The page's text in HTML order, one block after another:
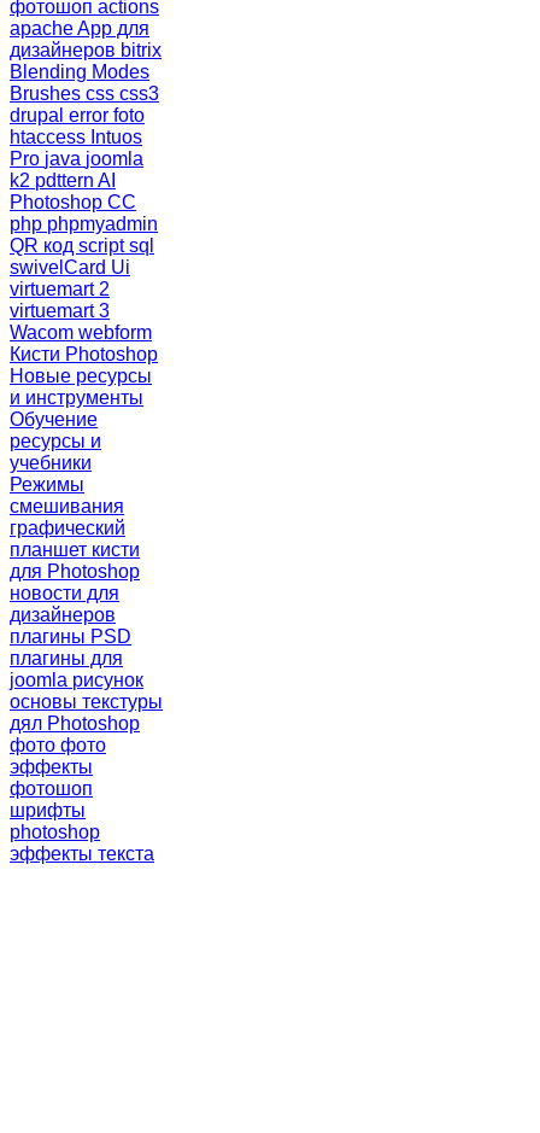
фотошоп actions
apacheApp для
дизайнеров bitrix
Blending Modes
Brushes css css3
drupal error foto
htaccess Intuos
Pro java joomla
k2 pdttern AI
Photoshop CC
php phpmyadmin
QR код scriptsql
swivelCard Ui
virtuemart 2
virtuemart 3
Wacom webform
Кисти Photoshop
Новые ресурсы
и инструменты
Обучение
ресурсы и
учебники
Режимы
смешивания
графический
планшет кисти
для Photoshop
новости для
дизайнеров
плагины PSD
плагины для
joomla рисунок
основы текстуры
дял Photoshop
фото фото
эффекты
фотошоп
шрифты
photoshop
эффекты текста